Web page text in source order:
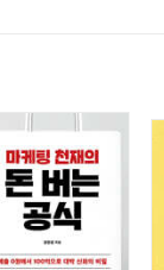
고 더하고 조합하
지금부터 최초
있는 물이 더 맛